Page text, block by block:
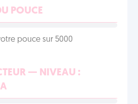
POUCE
pouce sur 5000
— NIVEAU :